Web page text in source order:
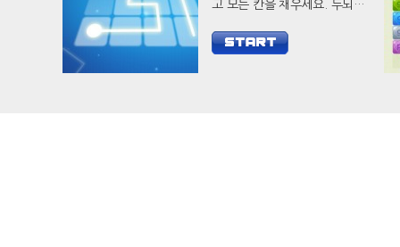
고 모든 칸을 채우세요. 두뇌
당신의 두뇌를 개발하세요.